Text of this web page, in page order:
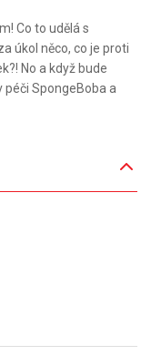
Co to udělá s
úkol něco, co je proti
No a když bude
péči SpongeBoba a